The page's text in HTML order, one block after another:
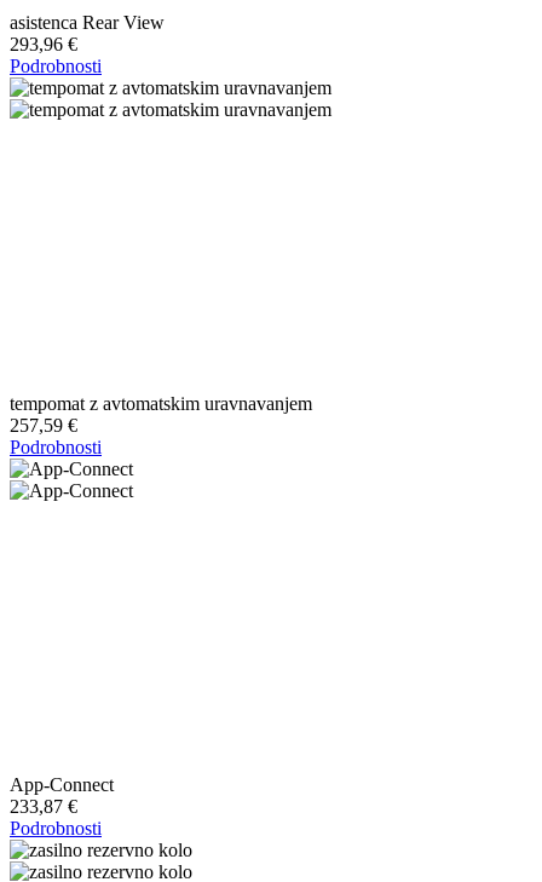
asistenca Rear View
293,96 €
Podrobnosti
tempomat z avtomatskim uravnavanjem
257,59 €
Podrobnosti
App-Connect
233,87 €
Podrobnosti